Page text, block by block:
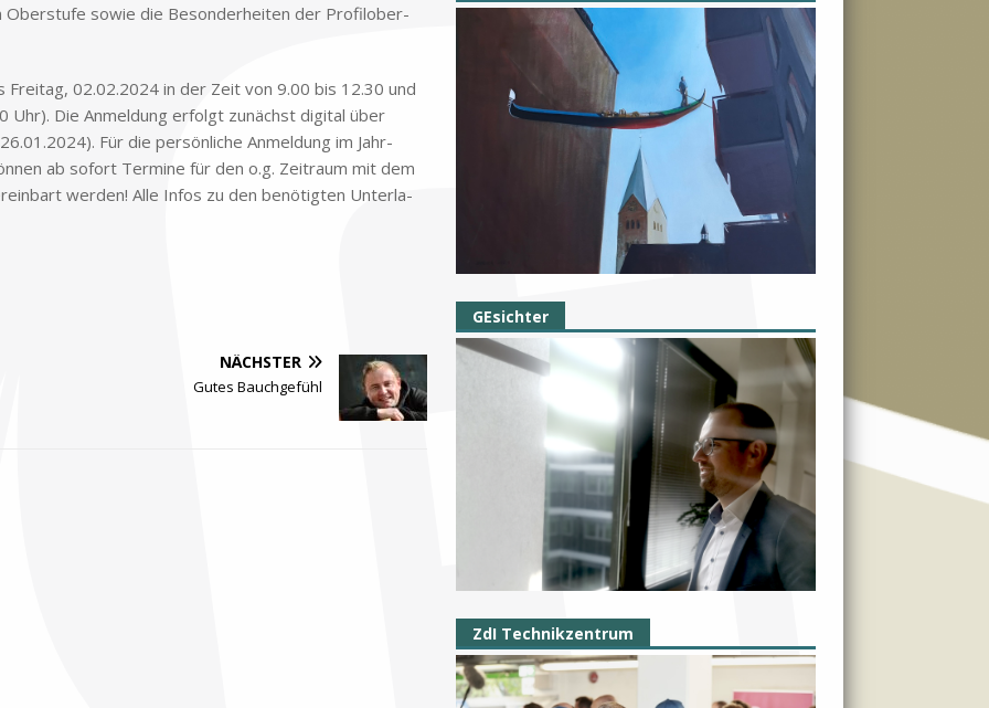
Ober­stu­fe so­wie die Be­son­der­hei­ten der Pro­fil­ober­
Frei­tag, 02.02.2024 in der Zeit von 9.00 bis 12.30 und
Uhr). Die An­mel­dung er­folgt zu­nächst di­gi­tal über
Für die per­sön­li­che An­mel­dung im Jahr­
ab so­fort Ter­mi­ne für den o.g. Zeit­raum mit dem
wer­den! Alle In­fos zu den be­nö­tig­ten Un­ter­la­
NÄCHSTER
Gutes Bauchgefühl
GEsichter
ZdI Technikzentrum